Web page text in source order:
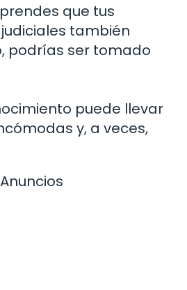
que tus
también
podrías ser tomado
puede llevar
y, a veces,
Anuncios